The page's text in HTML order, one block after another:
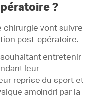
?
chirurgie vont suivre
post-opératoire.
souhaitant entretenir
leur
reprise du sport et
amoindri par la